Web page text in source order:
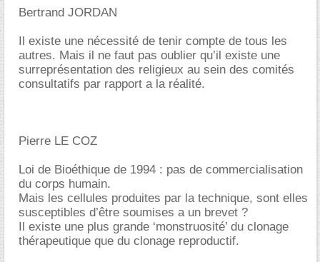
Bertrand JORDAN
Il existe une nécessité de tenir compte de tous les
autres. Mais il ne faut pas oublier qu’il existe une
surreprésentation des religieux au sein des comités
consultatifs par rapport a la réalité.
Pierre LE COZ
Loi de Bioéthique de 1994 : pas de commercialisation
du corps humain.
Mais les cellules produites par la technique, sont elles
susceptibles d’être soumises a un brevet ?
Il existe une plus grande ‘monstruosité’ du clonage
thérapeutique que du clonage reproductif.